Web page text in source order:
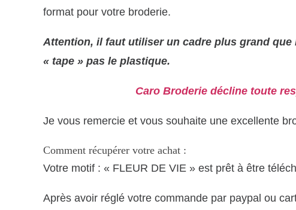
format pour votre broderie.
Attention, il faut utiliser un cadre plus grand que
« tape » pas le plastique.
Caro Broderie décline toute
Je vous remercie et vous souhaite une excellente
Comment récupérer votre achat :
Votre motif : « FLEUR DE VIE » est prêt à être
Après avoir réglé votre commande par paypal ou